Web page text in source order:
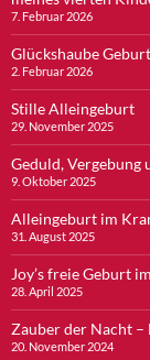
7. Februar 2026
Glückshaube
2. Februar 2026
Stille Alleingeburt
29. November 2025
Geduld,
9. Oktober 2025
Alleingeburt im
31. August 2025
Joy’s freie Geburt
28. April 2025
Zauber der Nacht –
20. November 2024